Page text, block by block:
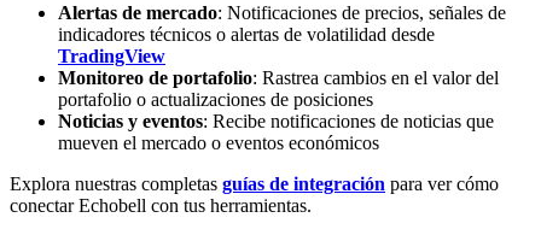
Alertas de mercado: Notificaciones de precios, señales de
indicadores técnicos o alertas de volatilidad desde
TradingView
Monitoreo de portafolio: Rastrea cambios en el valor del
portafolio o actualizaciones de posiciones
Noticias y eventos: Recibe notificaciones de noticias que
mueven el mercado o eventos económicos
Explora nuestras completas guías de integración para ver cómo
conectar Echobell con tus herramientas.